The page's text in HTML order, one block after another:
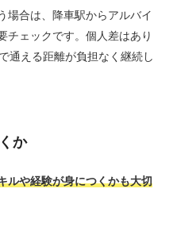
場合は、降車駅からアルバイ
チェックです。個人差はあり
通える距離が負担なく継続し
か
ルや経験が身につくかも大切